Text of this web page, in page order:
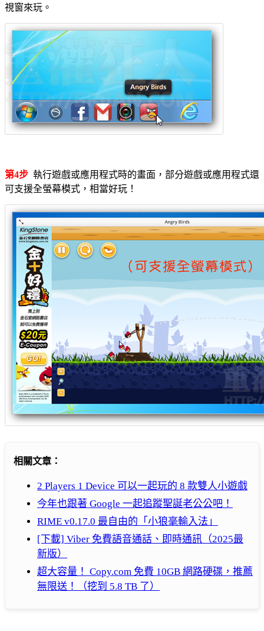
視窗來玩。
第4步 執行遊戲或應用程式時的畫面，部分遊戲或應用程式還
可支援全螢幕模式，相當好玩！
相關文章：
2 Players 1 Device 可以一起玩的 8 款雙人小遊戲
今年也跟著 Google 一起追蹤聖誕老公公吧！
RIME v0.17.0 最自由的「小狼毫輸入法」
[下載] Viber 免費語音通話、即時通訊（2025最
新版）
超大容量！ Copy.com 免費 10GB 網路硬碟，推薦
無限送！（挖到 5.8 TB 了）